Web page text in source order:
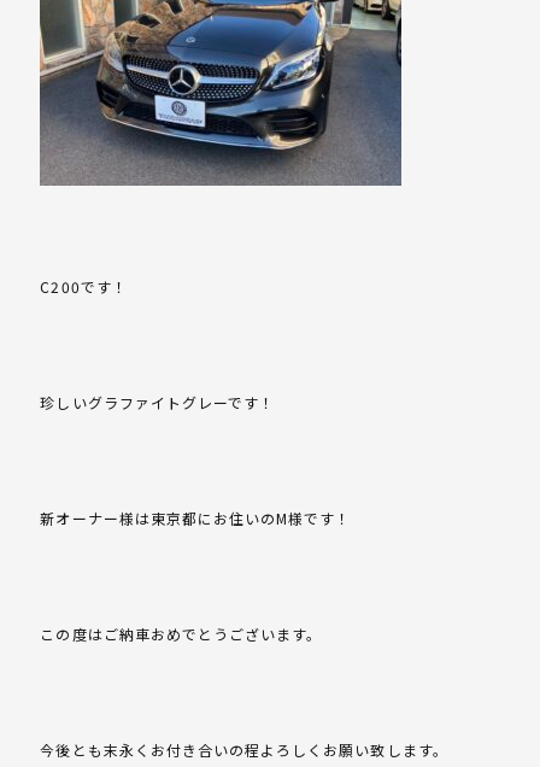
C200です！
珍しいグラファイトグレーです！
新オーナー様は東京都にお住いのM様です！
この度はご納車おめでとうございます。
今後とも末永くお付き合いの程よろしくお願い致します。